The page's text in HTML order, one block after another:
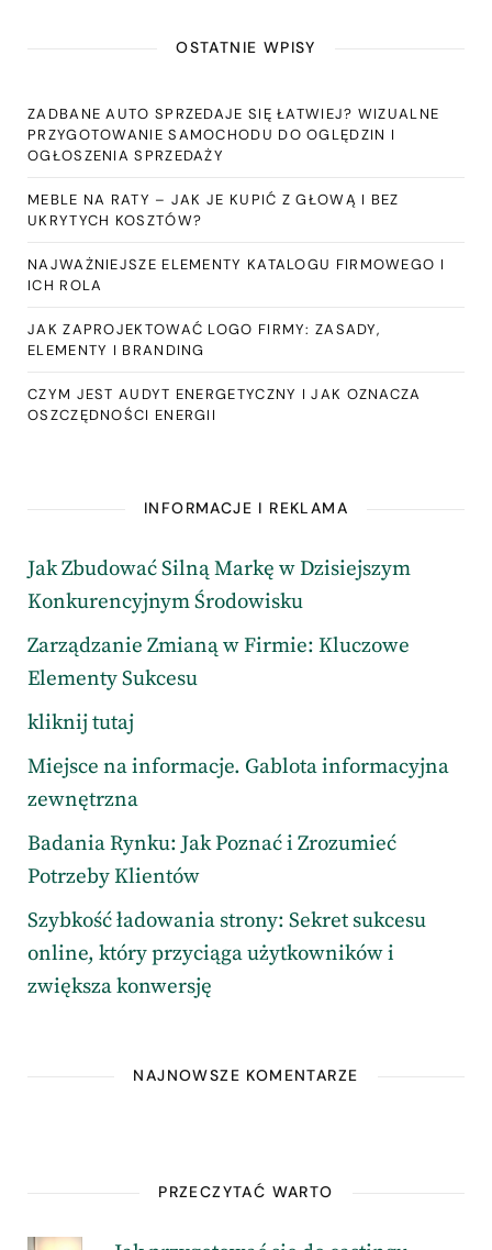
OSTATNIE WPISY
ZADBANE AUTO SPRZEDAJE SIĘ ŁATWIEJ? WIZUALNE
PRZYGOTOWANIE SAMOCHODU DO OGLĘDZIN I
OGŁOSZENIA SPRZEDAŻY
MEBLE NA RATY – JAK JE KUPIĆ Z GŁOWĄ I BEZ
UKRYTYCH KOSZTÓW?
NAJWAŻNIEJSZE ELEMENTY KATALOGU FIRMOWEGO I
ICH ROLA
JAK ZAPROJEKTOWAĆ LOGO FIRMY: ZASADY,
ELEMENTY I BRANDING
CZYM JEST AUDYT ENERGETYCZNY I JAK OZNACZA
OSZCZĘDNOŚCI ENERGII
INFORMACJE I REKLAMA
Jak Zbudować Silną Markę w Dzisiejszym
Konkurencyjnym Środowisku
Zarządzanie Zmianą w Firmie: Kluczowe
Elementy Sukcesu
kliknij tutaj
Miejsce na informacje. Gablota informacyjna
zewnętrzna
Badania Rynku: Jak Poznać i Zrozumieć
Potrzeby Klientów
Szybkość ładowania strony: Sekret sukcesu
online, który przyciąga użytkowników i
zwiększa konwersję
NAJNOWSZE KOMENTARZE
PRZECZYTAĆ WARTO